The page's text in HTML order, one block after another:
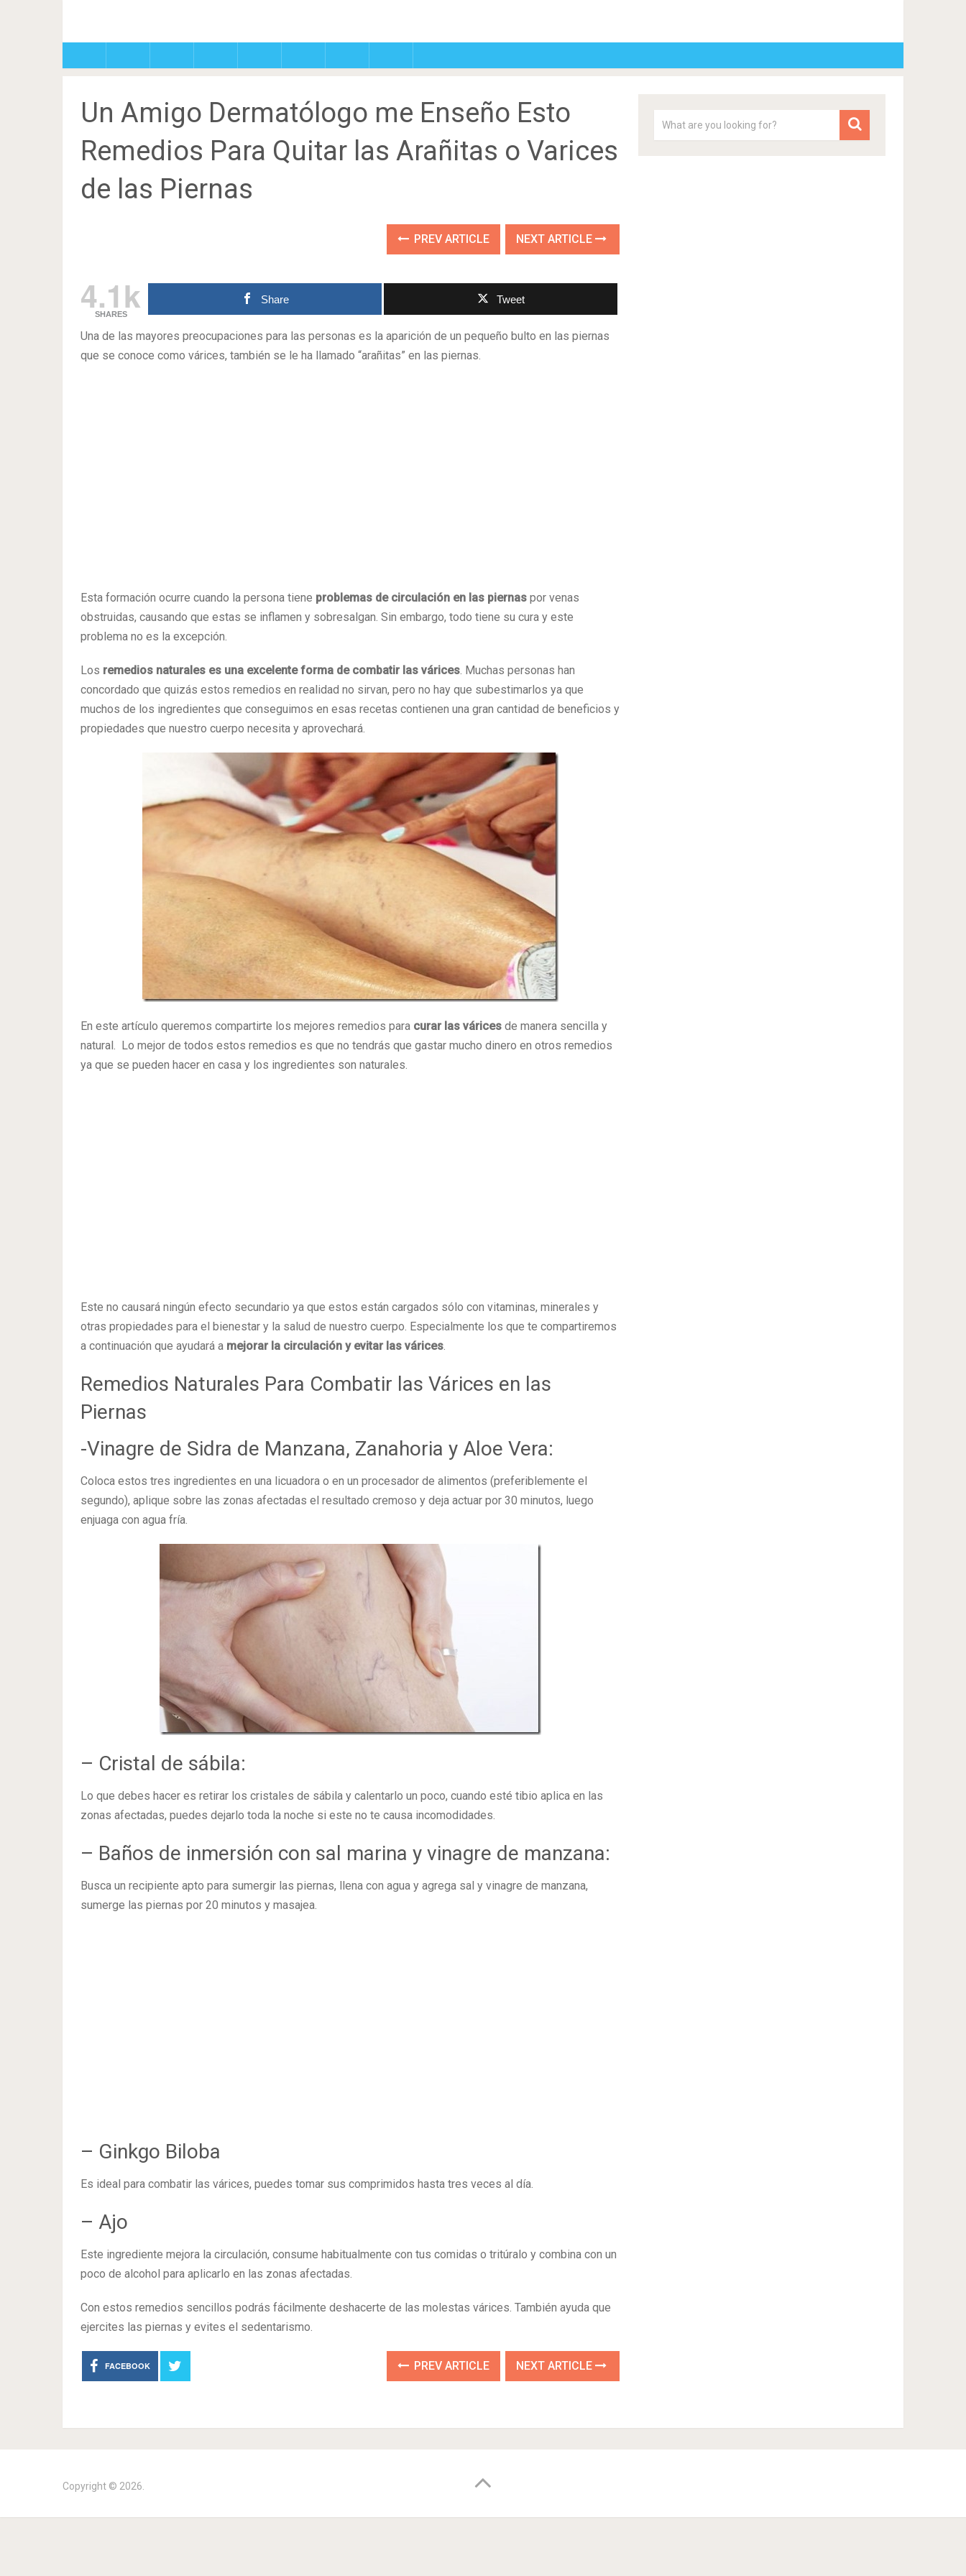
Un Amigo Dermatólogo me Enseño Esto
Remedios Para Quitar las Arañitas o Varices
de las Piernas
PREV ARTICLE NEXT ARTICLE
4.1k
SHARES
Share Tweet
Una de las mayores preocupaciones para las personas es la aparición de un pequeño bulto en las piernas
que se conoce como várices, también se le ha llamado “arañitas” en las piernas.
Esta formación ocurre cuando la persona tiene problemas de circulación en las piernas por venas
obstruidas, causando que estas se inflamen y sobresalgan. Sin embargo, todo tiene su cura y este
problema no es la excepción.
Los remedios naturales es una excelente forma de combatir las várices. Muchas personas han
concordado que quizás estos remedios en realidad no sirvan, pero no hay que subestimarlos ya que
muchos de los ingredientes que conseguimos en esas recetas contienen una gran cantidad de beneficios y
propiedades que nuestro cuerpo necesita y aprovechará.
En este artículo queremos compartirte los mejores remedios para curar las várices de manera sencilla y
natural. Lo mejor de todos estos remedios es que no tendrás que gastar mucho dinero en otros remedios
ya que se pueden hacer en casa y los ingredientes son naturales.
Este no causará ningún efecto secundario ya que estos están cargados sólo con vitaminas, minerales y
otras propiedades para el bienestar y la salud de nuestro cuerpo. Especialmente los que te compartiremos
a continuación que ayudará a mejorar la circulación y evitar las várices.
Remedios Naturales Para Combatir las Várices en las
Piernas
-Vinagre de Sidra de Manzana, Zanahoria y Aloe Vera:
Coloca estos tres ingredientes en una licuadora o en un procesador de alimentos (preferiblemente el
segundo), aplique sobre las zonas afectadas el resultado cremoso y deja actuar por 30 minutos, luego
enjuaga con agua fría.
– Cristal de sábila:
Lo que debes hacer es retirar los cristales de sábila y calentarlo un poco, cuando esté tibio aplica en las
zonas afectadas, puedes dejarlo toda la noche si este no te causa incomodidades.
– Baños de inmersión con sal marina y vinagre de manzana:
Busca un recipiente apto para sumergir las piernas, llena con agua y agrega sal y vinagre de manzana,
sumerge las piernas por 20 minutos y masajea.
– Ginkgo Biloba
Es ideal para combatir las várices, puedes tomar sus comprimidos hasta tres veces al día.
– Ajo
Este ingrediente mejora la circulación, consume habitualmente con tus comidas o tritúralo y combina con un
poco de alcohol para aplicarlo en las zonas afectadas.
Con estos remedios sencillos podrás fácilmente deshacerte de las molestas várices. También ayuda que
ejercites las piernas y evites el sedentarismo.
FACEBOOK PREV ARTICLE NEXT ARTICLE
Copyright © 2026.